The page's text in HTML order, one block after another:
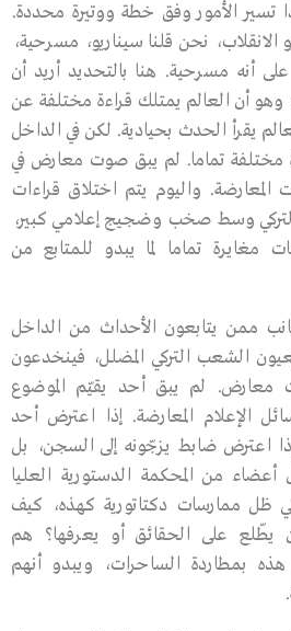
تسير الأمور وفق خطة ووتيرة محددة.
الانقلاب، نحن قلنا سيناريو، مسرحية،
أنه مسرحية. هنا بالتحديد أريد أن
أن العالم يمتلك قراءة مختلفة عن
يقرأ الحدث بحيادية. لكن في الداخل
مختلفة تماما. لم يبق صوت معارض في
المعارضة. واليوم يتم اختلاق قراءات
وسط صخب وضجيج إعلامي كبير،
مغايرة تماما لما يبدو للمتابع من
ممن يتابعون الأحداث من الداخل
الشعب التركي المضلل، فينخدعون
معارض. لم يبق أحد يقيّم الموضوع
الإعلام المعارضة. إذا اعترض أحد
اعترض ضابط يزجّونه إلى السجن، بل
أعضاء من المحكمة الدستورية العليا
ظل ممارسات دكتاتورية كهذه، كيف
يطّلع على الحقائق أو يعرفها؟ هم
بمطاردة الساحرات، ويبدو أنهم